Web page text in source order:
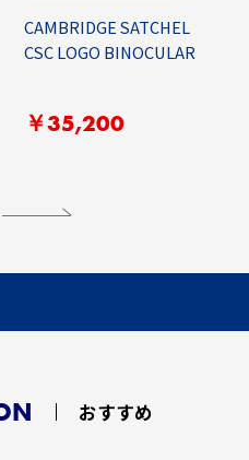
CAMBRIDGE SATCHEL
CSC LOGO BINOCULAR
￥35,200
おすすめ